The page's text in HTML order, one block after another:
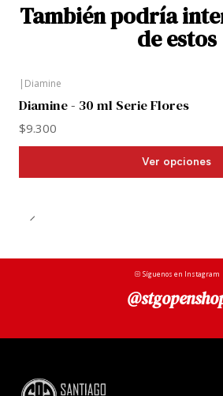
También podría
de estos
| Diamine
Diamine - 30 ml Serie Flores
$9.300
Ver opciones
Síguenos en Instagram